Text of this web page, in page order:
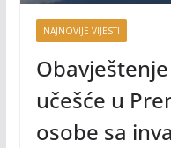
NAJNOVIJE VIJESTI
učešće u
osobe sa